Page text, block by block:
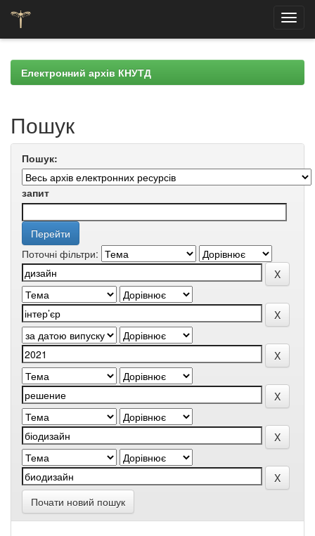
navigationЕлектронний архів КНУТД
Пошук
Пошук:
запит
Поточні фільтри:
Почати новий пошук